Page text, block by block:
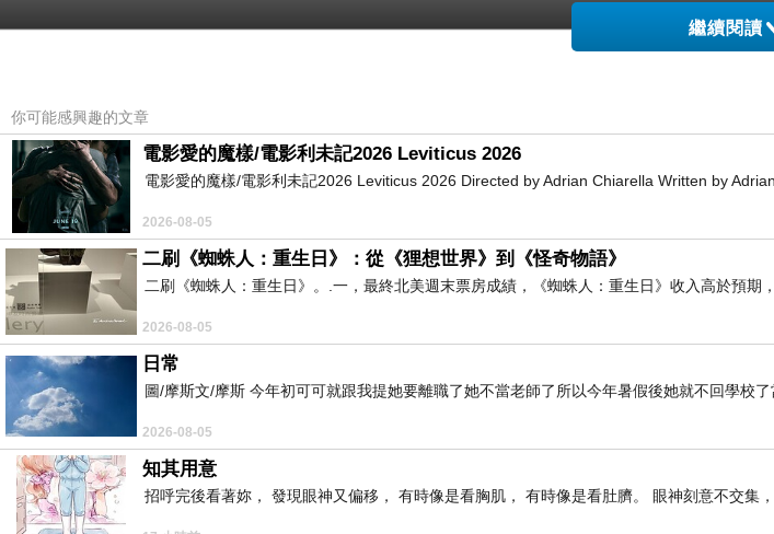
繼續閱讀
你可能感興趣的文章
電影愛的魔樣/電影利未記2026 Leviticus 2026
電影愛的魔樣/電影利未記2026 Leviticus 2026 Directed by Adrian Chiarella Written by
2026-08-05
二刷《蜘蛛人：重生日》：從《狸想世界》到《怪奇物語》
二刷《蜘蛛人：重生日》。.一，最終北美週末票房成績，《蜘蛛人：重生日》收入高於預期
2026-08-05
日常
圖/摩斯文/摩斯 今年初可可就跟我提她要離職了她不當老師了所以今年暑假後她就不回學校
2026-08-05
知其用意
招呼完後看著妳， 發現眼神又偏移， 有時像是看胸肌， 有時像是看肚臍。 眼神刻意不交集